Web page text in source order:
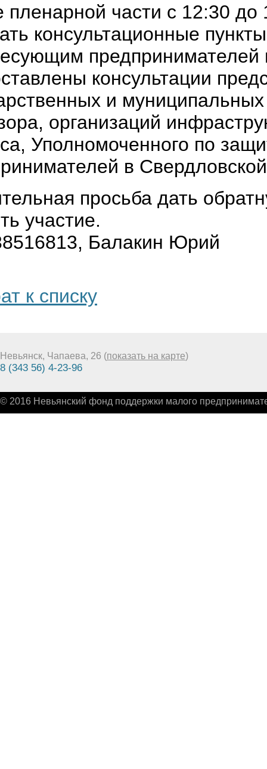
пленарной части с 12:30 до
консультационные
предпринимателей
консультации
и
организаций
Уполномоченного по
в
просьба дать
участие.
Балакин Юрий
к списку
Невьянск, Чапаева, 26 (показать на карте)
8 (343 56) 4-23-96
© 2016 Невьянский фонд поддержки малого